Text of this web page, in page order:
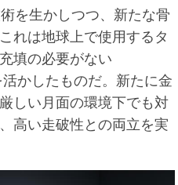
を生かしつつ、新たな骨
れは地球上で使用するタ
填の必要がない
活かしたものだ。新たに金
しい月面の環境下でも対
高い走破性との両立を実